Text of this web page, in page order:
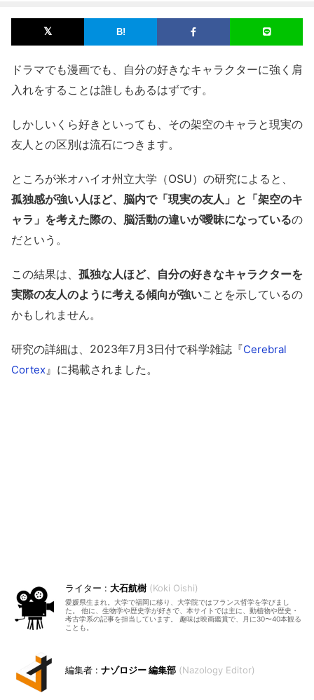
ドラマでも漫画でも、自分の好きなキャラクターに強く肩
入れをすることは誰しもあるはずです。
しかしいくら好きといっても、その架空のキャラと現実の
友人との区別は流石につきます。
ところが米オハイオ州立大学（OSU）の研究によると、
孤独感が強い人ほど、脳内で「現実の友人」と「架空のキ
ャラ」を考えた際の、脳活動の違いが曖昧になっているの
だという。
この結果は、 孤独な人ほど、自分の好きなキャラクターを
実際の友人のように考える傾向が強いことを示しているの
かもしれません。
研究の詳細は、2023年7月3日付で科学雑誌『Cerebral
Cortex 』に掲載されました。
大石航樹 Koki Oishi
愛媛県生まれ。大学で福岡に移り、大学院ではフランス哲学を学びまし
た。 他に、生物学や歴史学が好きで、本サイトでは主に、動植物や歴史・
考古学系の記事を担当しています。 趣味は映画鑑賞で、月に30〜40本観る
ことも。
ナゾロジー 編集部 Nazology Editor